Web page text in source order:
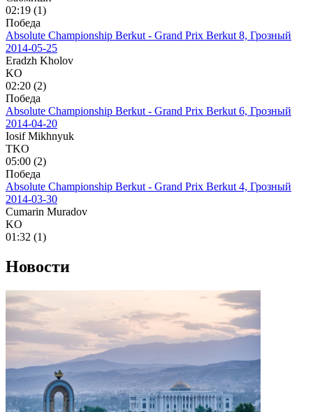
02:19 (1)
Победа
Absolute Championship Berkut - Grand Prix Berkut 8, Грозный
2014-05-25
Eradzh Kholov
KO
02:20 (2)
Победа
Absolute Championship Berkut - Grand Prix Berkut 6, Грозный
2014-04-20
Iosif Mikhnyuk
TKO
05:00 (2)
Победа
Absolute Championship Berkut - Grand Prix Berkut 4, Грозный
2014-03-30
Cumarin Muradov
KO
01:32 (1)
Новости